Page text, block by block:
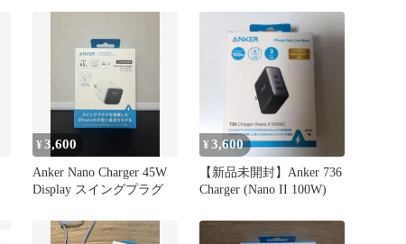
¥3,600
Anker Nano Charger 45W
Display スイングプラグ
¥ 3,600
【新品未開封】Anker 736
Charger (Nano II 100W)